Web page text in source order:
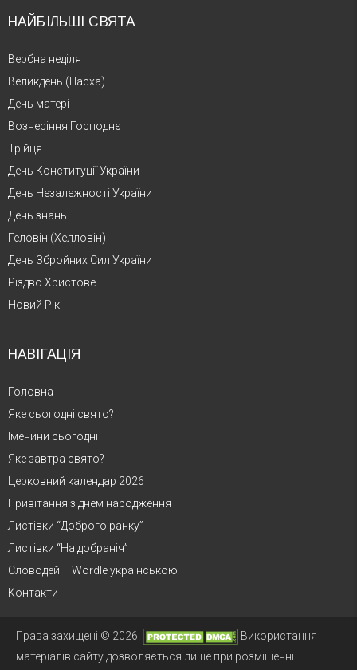
НАЙБІЛЬШІ СВЯТА
Вербна неділя
Великдень (Пасха)
День матері
Вознесіння Господнє
Трійця
День Конституції України
День Незалежності України
День знань
Геловін (Хелловін)
День Збройних Сил України
Різдво Христове
Новий Рік
НАВІГАЦІЯ
Головна
Яке сьогодні свято?
Іменини сьогодні
Яке завтра свято?
Церковний календар 2026
Привітання з днем народження
Листівки “Доброго ранку”
Листівки “На добраніч”
Словодей – Wordle українською
Контакти
Права захищені © 2026.
Використання
матеріалів сайту дозволяється лише при розміщенні